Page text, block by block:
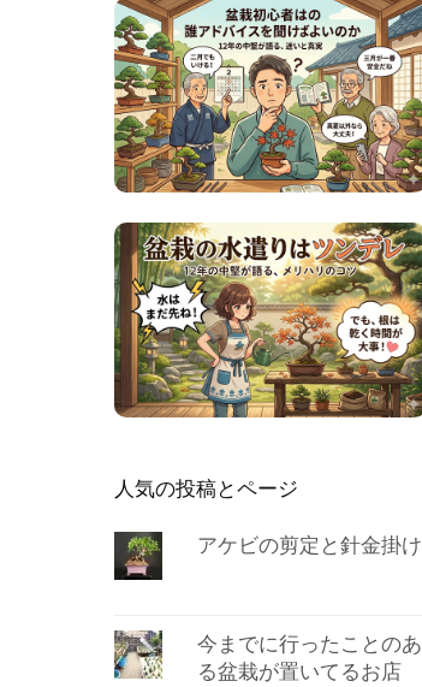
人気の投稿とページ
アケビの剪定と針金掛け
今までに行ったことのあ
る盆栽が置いてるお店